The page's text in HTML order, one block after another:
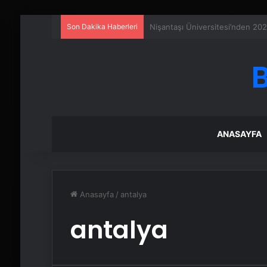
Son Dakika Haberleri Serjoy : Dijital Medya Ajansı,
ANASAYFA
Anasayfa / antalya
antalya